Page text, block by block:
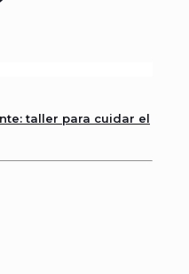
taller para cuidar el